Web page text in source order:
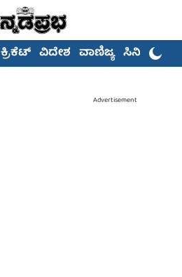
ಕ್ರಿಕೆಟ್ ವಿದೇಶ ವಾಣಿಜ್ಯ ಸಿನಿಮಾ
Advertisement